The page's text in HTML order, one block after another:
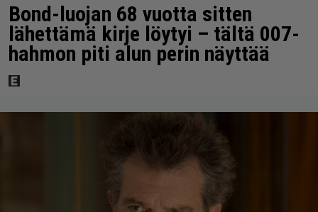
Bond-luojan 68 vuotta sitten
lähettämä kirje löytyi – tältä 007-
hahmon piti alun perin näyttää